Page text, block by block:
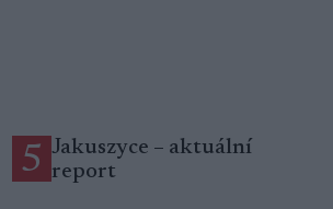
5 Jakuszyce – aktuální
report